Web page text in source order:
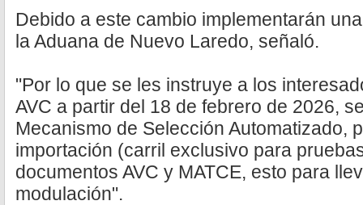
Debido a este cambio implementarán
la Aduana de Nuevo Laredo, señaló.
"Por lo que se les instruye a los
AVC a partir del 18 de febrero de 2026,
Mecanismo de Selección Automatizado,
importación (carril exclusivo para
documentos AVC y MATCE, esto para
modulación".